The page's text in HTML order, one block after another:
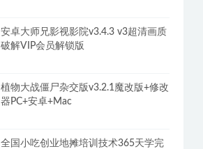
安卓大师兄影视影院v3.4.3 v3超清画质
破解VIP会员解锁版
植物大战僵尸杂交版v3.2.1魔改版+修改
器PC+安卓+Mac
全国小吃创业地摊培训技术365天学完